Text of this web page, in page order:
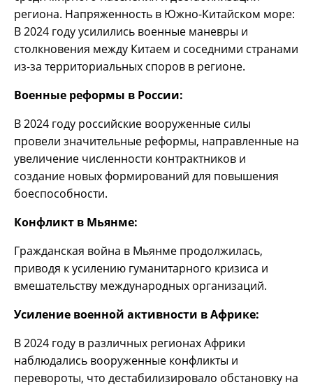
региона. Напряженность в Южно-Китайском море:
В 2024 году усилились военные маневры и
столкновения между Китаем и соседними странами
из-за территориальных споров в регионе.
Военные реформы в России:
В 2024 году российские вооруженные силы
провели значительные реформы, направленные на
увеличение численности контрактников и
создание новых формирований для повышения
боеспособности.
Конфликт в Мьянме:
Гражданская война в Мьянме продолжилась,
приводя к усилению гуманитарного кризиса и
вмешательству международных организаций.
Усиление военной активности в Африке:
В 2024 году в различных регионах Африки
наблюдались вооруженные конфликты и
перевороты, что дестабилизировало обстановку на